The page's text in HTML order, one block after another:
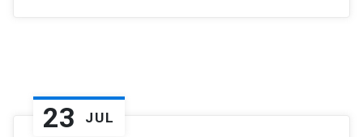
23 JUL